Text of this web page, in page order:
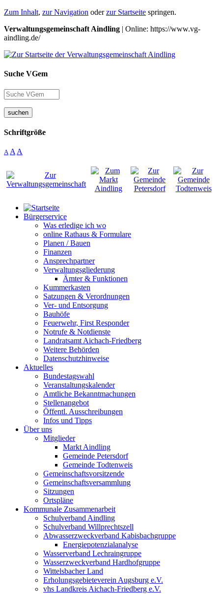
Zum Inhalt, zur Navigation oderzur Startseite springen.
Verwaltungsgemeinschaft Aindling | Online: https://www.vg-
aindling.de/
Suche VGem
suchen
Schriftgröße
A A A
Bürgerservice
Was erledige ich wo
online Rathaus & Formulare
Planen / Bauen
Finanzen
Ansprechpartner
Verwaltungsgliederung
Ämter & Funktionen
Kummerkasten
Satzungen & Verordnungen
Ver- und Entsorgung
Bauhöfe
Feuerwehr, First Responder
Notrufe & Notdienste
Landratsamt Aichach-Friedberg
Weitere Behörden
Datenschutzhinweise
Aktuelles
Bundestagswahl
Veranstaltungskalender
Amtliche Bekanntmachungen
Stellenangebot
Öffentl. Ausschreibungen
Infos und Tipps
Über uns
Mitglieder
Markt Aindling
Gemeinde Petersdorf
Gemeinde Todtenweis
Gemeinschaftsvorsitzende
Gemeinschaftsversammlung
Sitzungen
Ortspläne
Kommunale Zusammenarbeit
Schulverband Aindling
Schulverband Willprechtszell
Abwasserzweckverband Kabisbachgruppe
Energiepotenzialanalyse
Wasserverband Lechraingruppe
Wasserzweckverband Hardhofgruppe
Wittelsbacher Land
Erholungsgebieteverein Augsburg e.V.
vhs Landkreis Aichach-Friedberg e.V.